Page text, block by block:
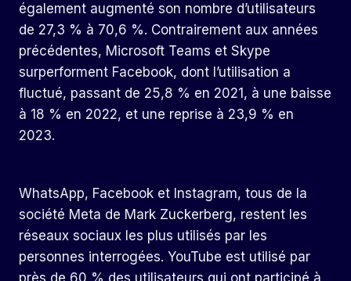
également augmenté son nombre d’utilisateurs
de 27,3 % à 70,6 %. Contrairement aux années
précédentes, Microsoft Teams et Skype
surperforment Facebook, dont l’utilisation a
fluctué, passant de 25,8 % en 2021, à une baisse
à 18 % en 2022, et une reprise à 23,9 % en
2023.
WhatsApp, Facebook et Instagram, tous de la
société Meta de Mark Zuckerberg, restent les
réseaux sociaux les plus utilisés par les
personnes interrogées. YouTube est utilisé par
près de 60 % des utilisateurs qui ont participé à